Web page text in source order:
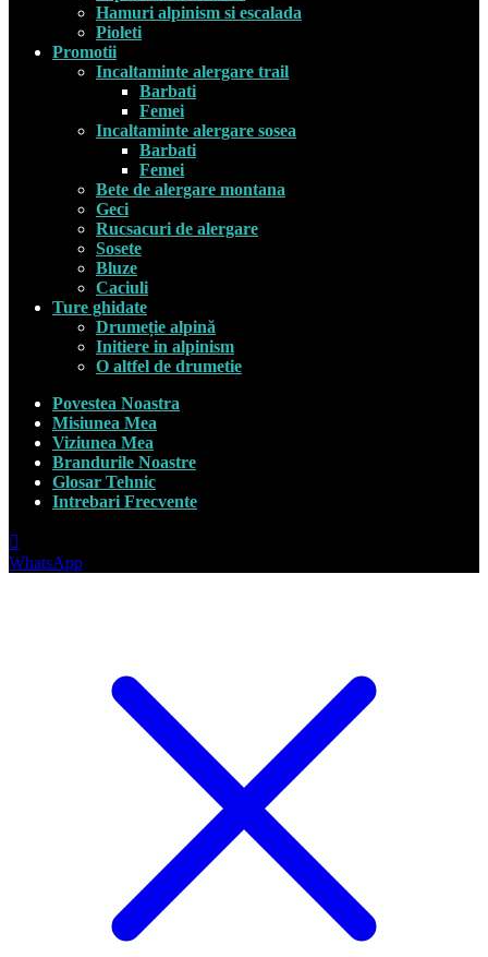
Hamuri alpinism si escalada
Pioleti
Promotii
Incaltaminte alergare trail
Barbati
Femei
Incaltaminte alergare sosea
Barbati
Femei
Bete de alergare montana
Geci
Rucsacuri de alergare
Sosete
Bluze
Caciuli
Ture ghidate
Drumeție alpină
Initiere in alpinism
O altfel de drumetie
Povestea Noastra
Misiunea Mea
Viziunea Mea
Brandurile Noastre
Glosar Tehnic
Intrebari Frecvente
WhatsApp